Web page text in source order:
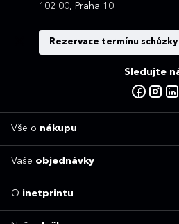
102 00, Praha 10
Rezervace termínu schůzky
Sledujte
Vše o nákupu
Vaše objednávky
O inetprintu